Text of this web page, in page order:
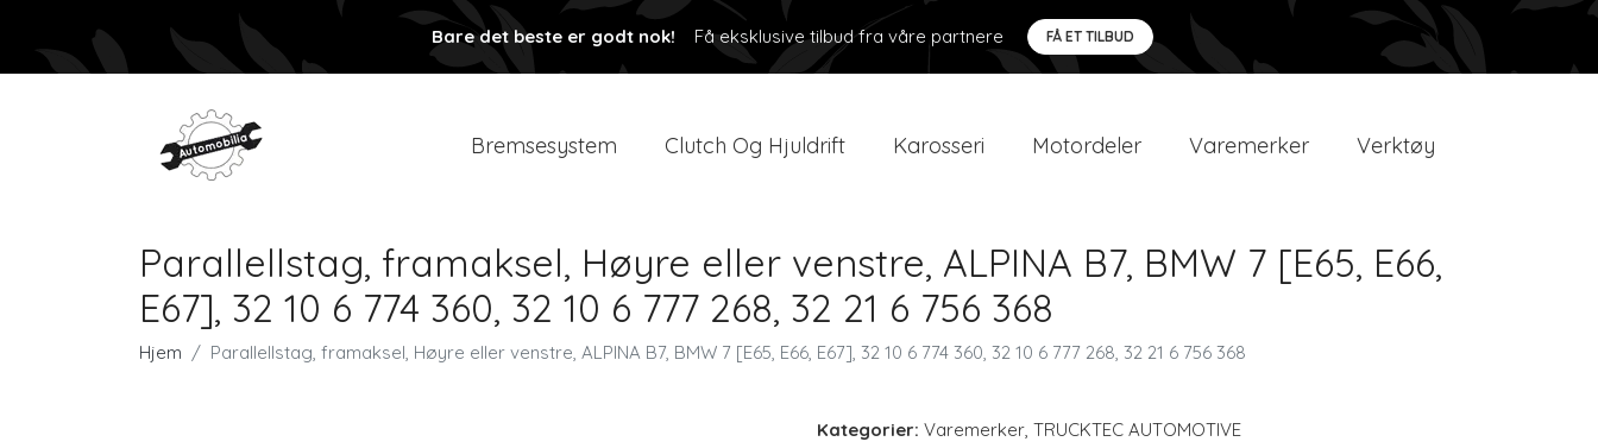
Bare det beste er godt nok! Få eksklusive tilbud fra våre partnere FÅ ET TILBUD
Bremsesystem Clutch Og Hjuldrift Karosseri Motordeler Varemerker Verktøy
Parallellstag, framaksel, Høyre eller venstre, ALPINA B7, BMW 7 [E65, E66,
E67], 32 10 6 774 360, 32 10 6 777 268, 32 21 6 756 368
Hjem Parallellstag, framaksel, Høyre eller venstre, ALPINA B7, BMW 7 [E65, E66, E67], 32 10 6 774 360, 32 10 6 777 268, 32 21 6 756 368
Kategorier: Varemerker, TRUCKTEC AUTOMOTIVE